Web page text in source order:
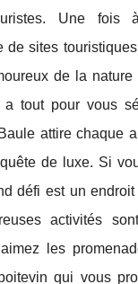
Une fois
de sites
de la
a tout pour vous
attire chaque
de luxe. Si
défi est un
activités
les
qui vous